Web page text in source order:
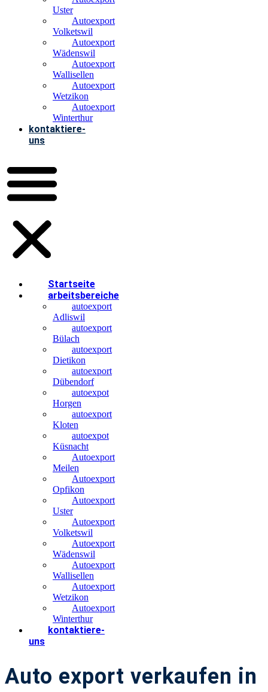
Uster
Autoexport
Volketswil
Autoexport
Wädenswil
Autoexport
Wallisellen
Autoexport
Wetzikon
Autoexport
Winterthur
kontaktiere-
uns
Startseite
arbeitsbereiche
autoexport
Adliswil
autoexport
Bülach
autoexport
Dietikon
autoexport
Dübendorf
autoexpot
Horgen
autoexport
Kloten
autoexpot
Küsnacht
Autoexport
Meilen
Autoexport
Opfikon
Autoexport
Uster
Autoexport
Volketswil
Autoexport
Wädenswil
Autoexport
Wallisellen
Autoexport
Wetzikon
Autoexport
Winterthur
kontaktiere-
uns
Auto export verkaufen in